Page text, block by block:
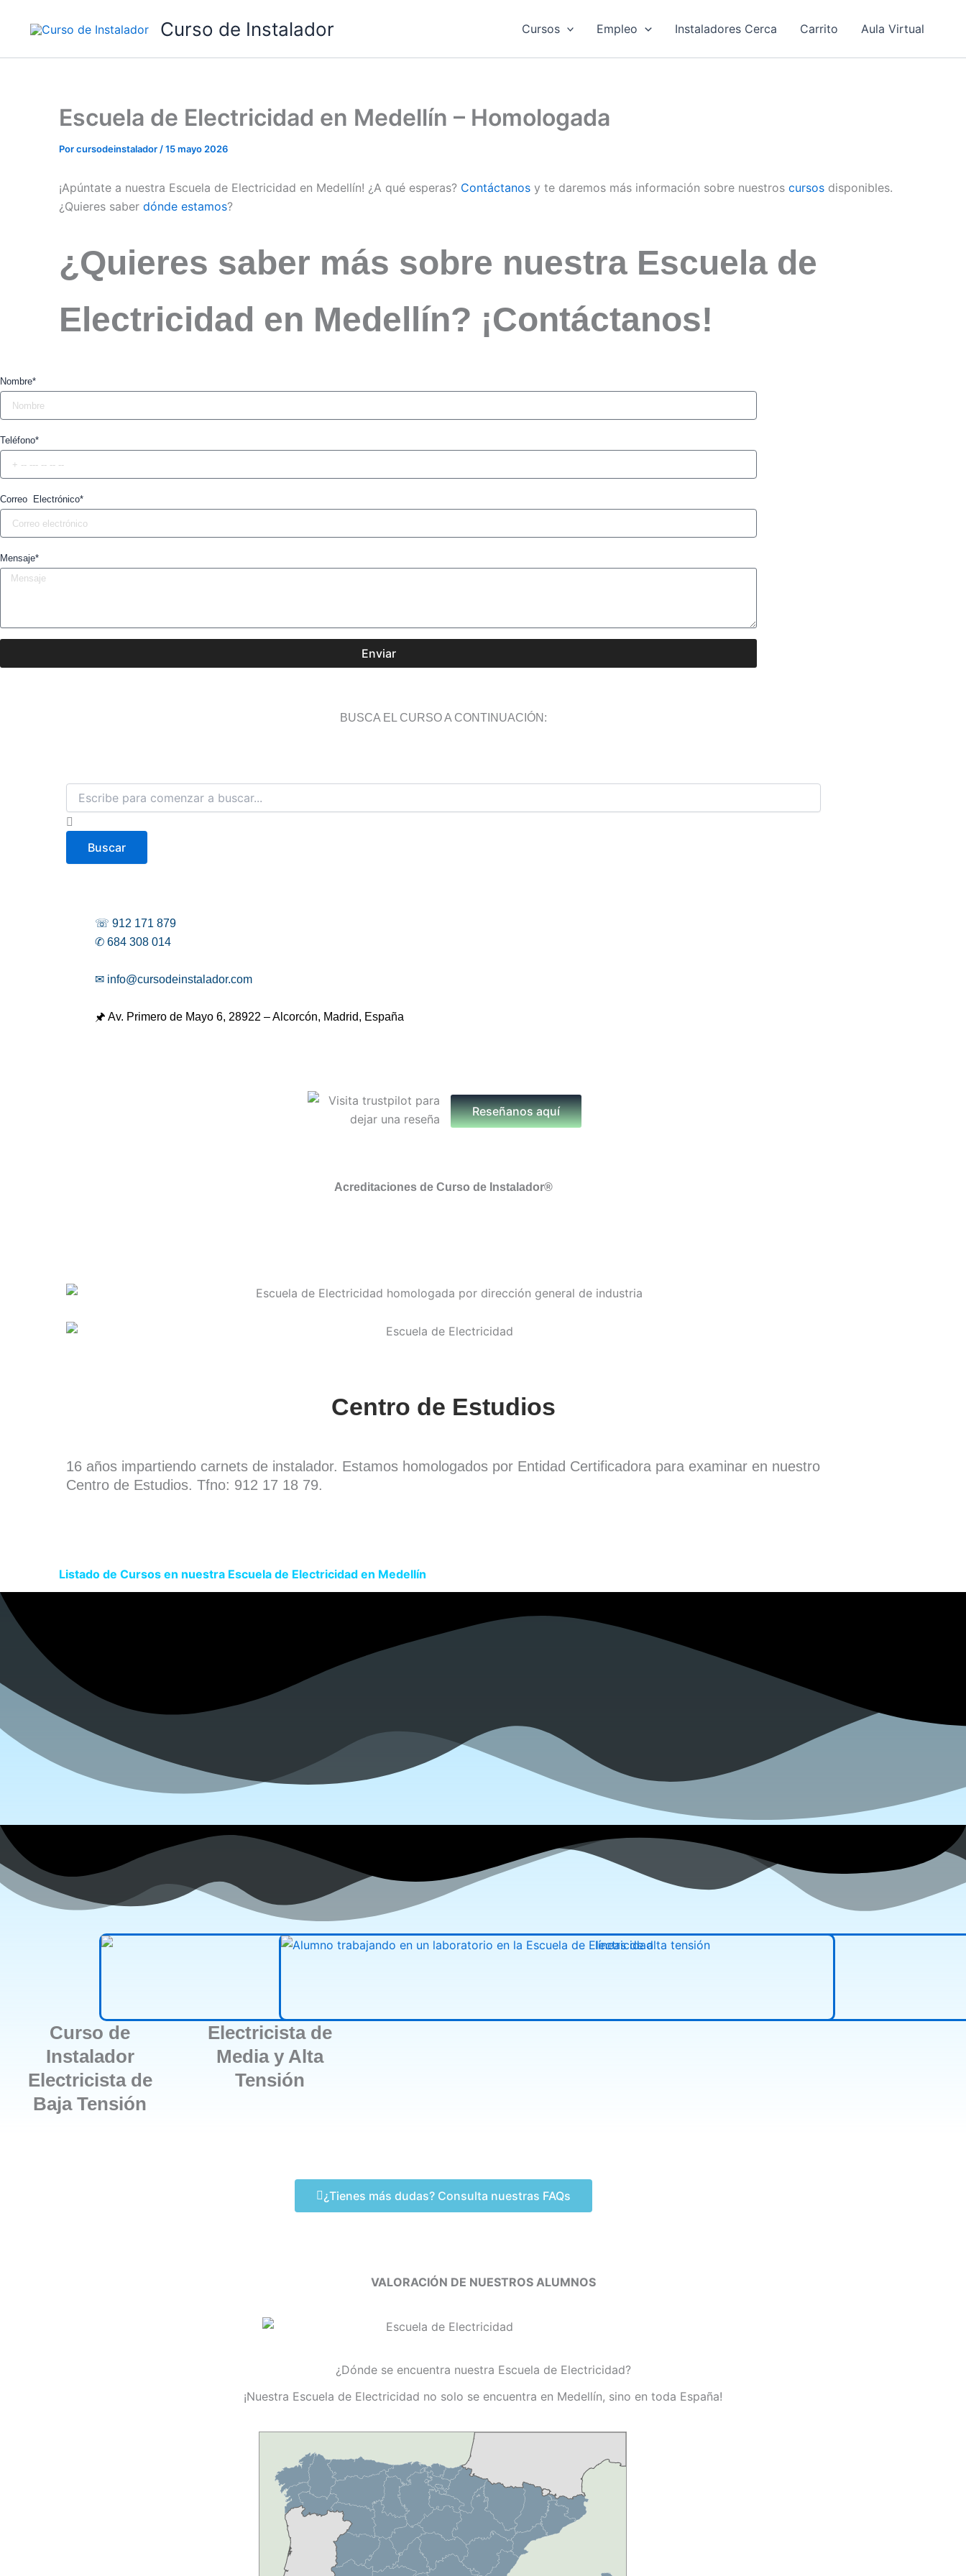
Curso de Instalador Cursos Empleo Instaladores Cerca Carrito Aula Virtual
Escuela de Electricidad en Medellín – Homologada
Porcursodeinstalador /15 mayo 2026
¡Apúntate a nuestra Escuela de Electricidad en Medellín! ¿A qué esperas? Contáctanos y te daremos más información sobre nuestros cursos disponibles.
¿Quieres saber dónde estamos?
¿Quieres saber más sobre nuestra Escuela de
Electricidad en Medellín? ¡Contáctanos!
Nombre*
Teléfono*
Correo Electrónico*
Mensaje*
Enviar
BUSCA EL CURSO A CONTINUACIÓN:
B
s
c
r
Buscar
☏ 912 171 879
✆ 684 308 014
✉ info@cursodeinstalador.com
🖈 Av. Primero de Mayo 6, 28922 – Alcorcón, Madrid, España
Reseñanos aquí
Acreditaciones de Curso de Instalador®
Centro de Estudios
16 años impartiendo carnets de instalador. Estamos homologados por Entidad Certificadora para examinar en nuestro
Centro de Estudios. Tfno: 912 17 18 79.
Listado de Cursos en nuestra Escuela de Electricidad en Medellín
Curso de
Instalador
Electricista de
Baja Tensión
Electricista de
Media y Alta
Tensión
¿Tienes más dudas? Consulta nuestras FAQs
VALORACIÓN DE NUESTROS ALUMNOS
¿Dónde se encuentra nuestra Escuela de Electricidad?
¡Nuestra Escuela de Electricidad no solo se encuentra en Medellín, sino en toda España!